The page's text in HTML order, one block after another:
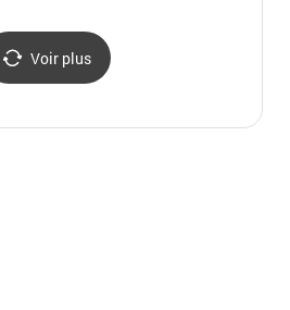
Voir plus